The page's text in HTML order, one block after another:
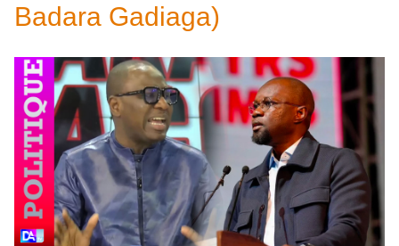
Badara Gadiaga)